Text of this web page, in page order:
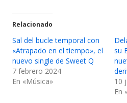
Relacionado
Sal del bucle temporal con
«Atrapado en el tiempo», el
nuevo single de Sweet Q
7 febrero 2024
En «Música»
su
10
En